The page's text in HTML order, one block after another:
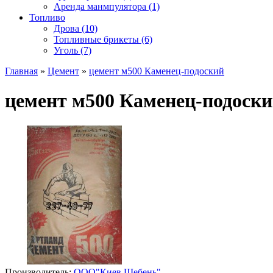
Аренда манмпулятора (1)
Топливо
Дрова (10)
Топливные брикеты (6)
Уголь (7)
Главная » Цемент » цемент м500 Каменец-подоский
цемент м500 Каменец-